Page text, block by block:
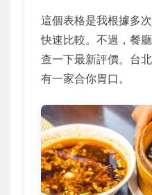
這個表格是我根據多
快速比較。不過，餐
查一下最新評價。台
有一家合你胃口。